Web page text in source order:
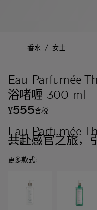
香水 / 女士
Eau Parfumée
浴啫喱 300 ml
¥555含税
Eau Parfumée
共赴感官之旅，
浸于Eau
探索意式待客之
更多款式: